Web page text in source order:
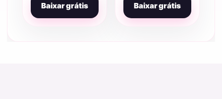
Baixar grátis Baixar grátis